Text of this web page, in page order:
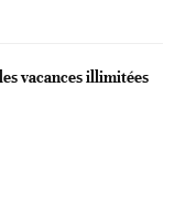
vacances illimitées